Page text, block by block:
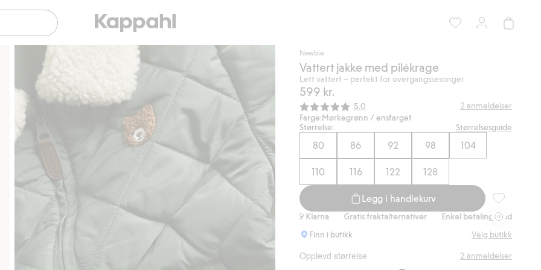
Newbie
Vattert jakke med pilékrage
Lett vattert – perfekt for overgangssesonger
599 kr.
Gjennomsnittskarakter:
5.0 2 anmeldelser
Farge:Mørkegrønn / ensfarget
Størrelse:
Størrelsesguide
80 86 92 98 104
110 116 122 128
Legg i handlekurv
Vattert
Gratis fraktalternativer Enkel betaling med Vipps & Klarna Gratis fraktalternativer
Enkel betaling med Vipps & Klarna
Finn i butikk
Velg butikk
Opplevd størrelse 2 anmeldelser